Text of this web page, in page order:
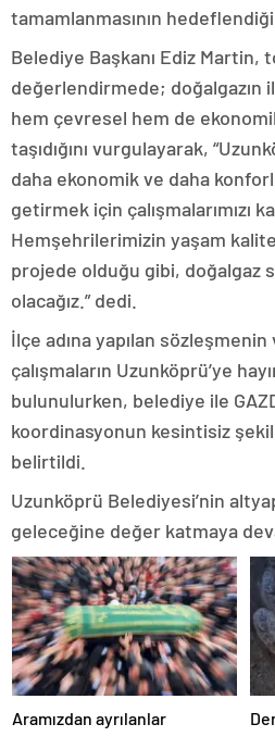
tamamlanmasının
Belediye Başkanı Ediz Martin,
değerlendirmede; doğalgazın
hem çevresel hem de
taşıdığını vurgulayarak,
daha ekonomik ve daha
getirmek için çalışmalarımızı
Hemşehrilerimizin yaşam
projede olduğu gibi, doğalgaz
olacağız.” dedi.
İlçe adına yapılan
çalışmaların Uzunköprü’ye
bulunulurken, belediye ile
koordinasyonun kesintisiz
belirtildi.
Uzunköprü Belediyesi’nin
geleceğine değer katmaya
Aramızdan ayrılanlar